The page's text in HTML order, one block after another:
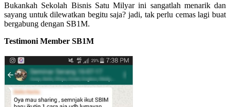
Bukankah Sekolah Bisnis Satu Milyar ini sangatlah menarik dan
sayang untuk dilewatkan begitu saja? jadi, tak perlu cemas lagi buat
bergabung dengan SB1M.
Testimoni Member SB1M